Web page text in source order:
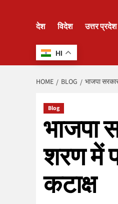
देश विदेश उत्तर प्रदेश
HI
HOME BLOG भाजपा
Blog
भाजपा
शरण में
कटाक्ष